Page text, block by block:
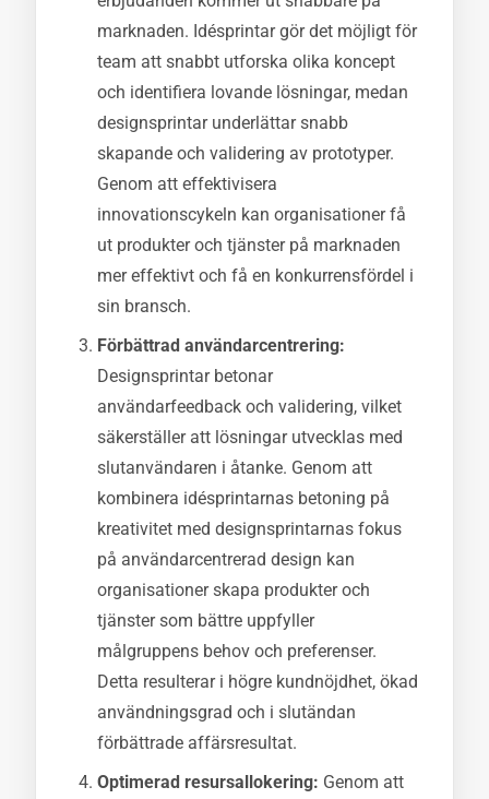
marknaden. Idésprintar gör det möjligt för
team att snabbt utforska olika koncept
och identifiera lovande lösningar, medan
designsprintar underlättar snabb
skapande och validering av prototyper.
Genom att effektivisera
innovationscykeln kan organisationer få
ut produkter och tjänster på marknaden
mer effektivt och få en konkurrensfördel i
sin bransch.
Förbättrad användarcentrering:
Designsprintar betonar
användarfeedback och validering, vilket
säkerställer att lösningar utvecklas med
slutanvändaren i åtanke. Genom att
kombinera idésprintarnas betoning på
kreativitet med designsprintarnas fokus
på användarcentrerad design kan
organisationer skapa produkter och
tjänster som bättre uppfyller
målgruppens behov och preferenser.
Detta resulterar i högre kundnöjdhet, ökad
användningsgrad och i slutändan
förbättrade affärsresultat.
Optimerad resursallokering: Genom att